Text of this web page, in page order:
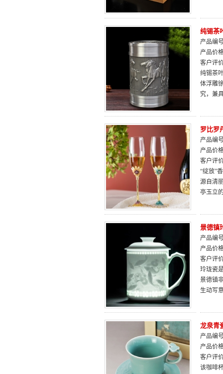
纯锡茶
产品编
产品价
客户评
纯锡茶
体浮雕
究，兼
罗比罗
产品编
产品价
客户评
“绽放”
源自清
亭玉立
景德镇
产品编
产品价
客户评
玲珑瓷
景德镇
生动写
龙泉青
产品编
产品价
客户评
该咖啡